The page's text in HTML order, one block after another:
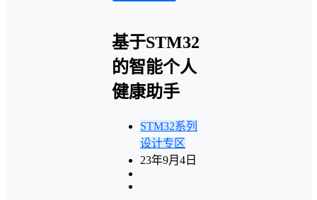
基于STM32
的智能个人
健康助手
STM32系列
设计专区
23年9月4日